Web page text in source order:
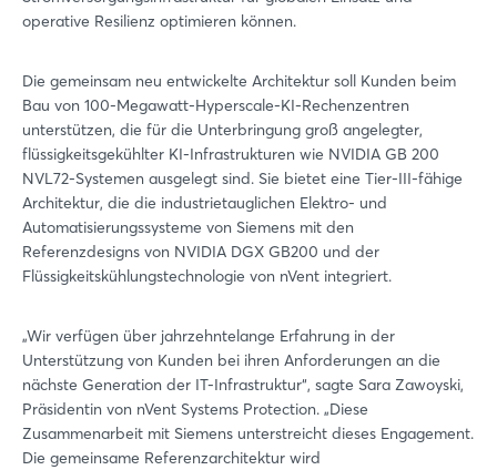
operative Resilienz optimieren können.
Die gemeinsam neu entwickelte Architektur soll Kunden beim
Bau von 100-Megawatt-Hyperscale-KI-Rechenzentren
unterstützen, die für die Unterbringung groß angelegter,
flüssigkeitsgekühlter KI-Infrastrukturen wie NVIDIA GB 200
NVL72-Systemen ausgelegt sind. Sie bietet eine Tier-III-fähige
Architektur, die die industrietauglichen Elektro- und
Automatisierungssysteme von Siemens mit den
Referenzdesigns von NVIDIA DGX GB200 und der
Flüssigkeitskühlungstechnologie von nVent integriert.
„Wir verfügen über jahrzehntelange Erfahrung in der
Unterstützung von Kunden bei ihren Anforderungen an die
nächste Generation der IT-Infrastruktur“, sagte Sara Zawoyski,
Präsidentin von nVent Systems Protection. „Diese
Zusammenarbeit mit Siemens unterstreicht dieses Engagement.
Die gemeinsame Referenzarchitektur wird